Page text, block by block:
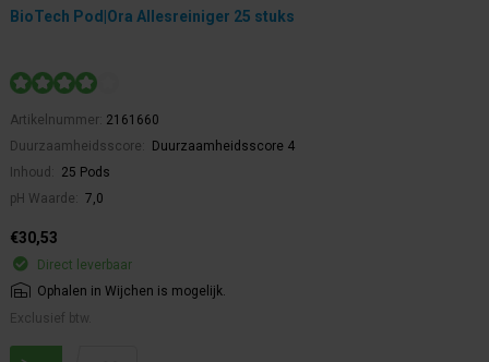
BioTech Pod|Ora Allesreiniger 25 stuks
Artikelnummer: 2161660
Duurzaamheidsscore:
Duurzaamheidsscore 4
Inhoud:
25 Pods
pH Waarde:
7,0
€30,53
Direct leverbaar
Ophalen in Wijchen is mogelijk.
Exclusief btw.